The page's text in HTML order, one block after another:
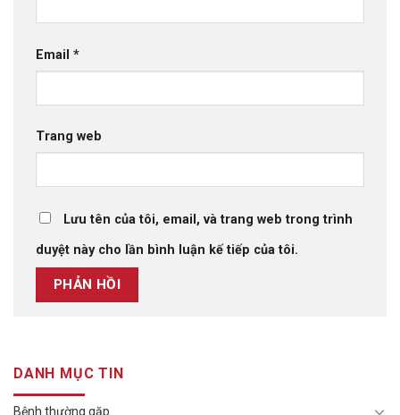
Email *
Trang web
Lưu tên của tôi, email, và trang web trong trình
duyệt này cho lần bình luận kế tiếp của tôi.
DANH MỤC TIN
Bệnh thường gặp